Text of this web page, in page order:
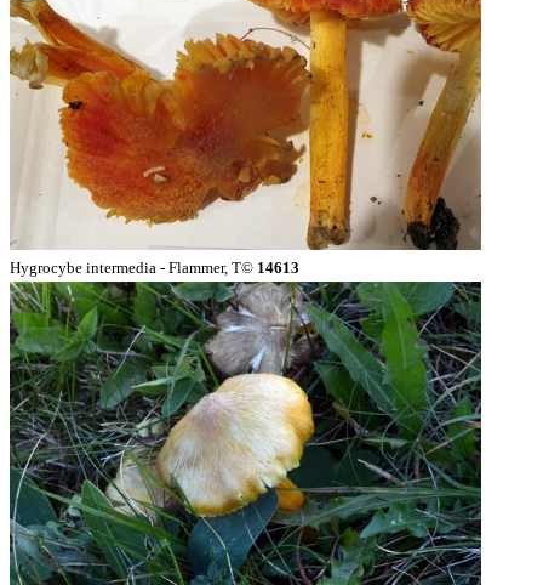
Hygrocybe intermedia - Flammer, T© 14613